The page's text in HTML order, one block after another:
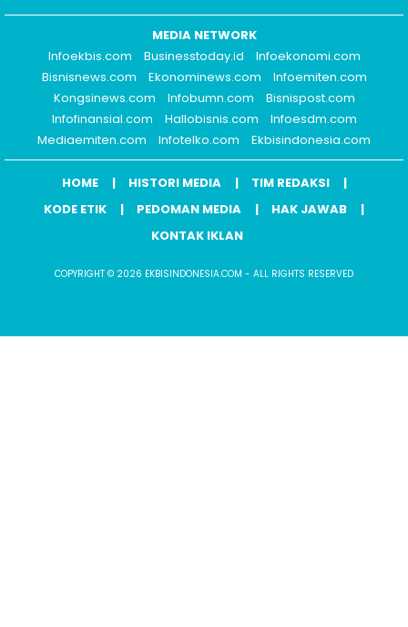
MEDIA NETWORK
Infoekbis.com
Businesstoday.id
Infoekonomi.com
Bisnisnews.com
Ekonominews.com
Infoemiten.com
Kongsinews.com
Infobumn.com
Bisnispost.com
Infofinansial.com
Hallobisnis.com
Infoesdm.com
Mediaemiten.com
Infotelko.com Ekbisindonesia.com
HOME HISTORI MEDIA
TIM REDAKSI
KODE ETIK
PEDOMAN MEDIA
HAK JAWAB
KONTAK IKLAN
COPYRIGHT © 2026 EKBISINDONESIA.COM - ALL RIGHTS RESERVED